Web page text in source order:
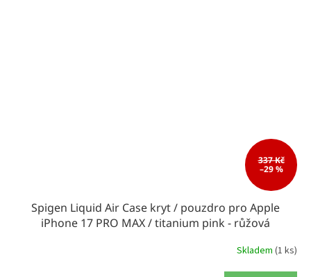
337 Kč
–29 %
Spigen Liquid Air Case kryt / pouzdro pro Apple
iPhone 17 PRO MAX / titanium pink - růžová
Skladem (1 ks)